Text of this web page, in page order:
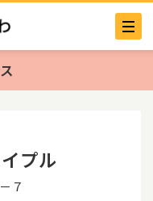
プル
７